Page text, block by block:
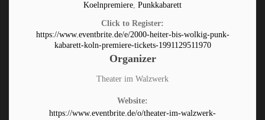
Koelnpremiere, Punkkabarett
Click to Register:
https://www.eventbrite.de/e/2000-heiter-bis-wolkig-punk-
kabarett-koln-premiere-tickets-1991129511970
Organizer
Theater im Walzwerk
Website:
https://www.eventbrite.de/o/theater-im-walzwerk-